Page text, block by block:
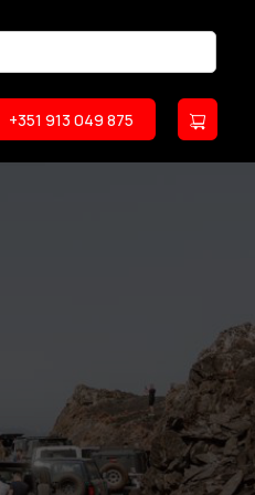
+351 913 049 875